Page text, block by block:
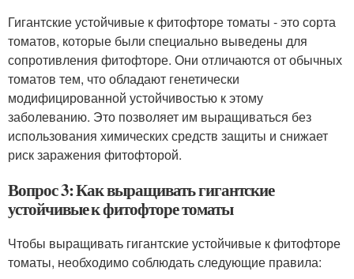
Гигантские устойчивые к фитофторе томаты - это сорта
томатов, которые были специально выведены для
сопротивления фитофторе. Они отличаются от обычных
томатов тем, что обладают генетически
модифицированной устойчивостью к этому
заболеванию. Это позволяет им выращиваться без
использования химических средств защиты и снижает
риск заражения фитофторой.
Вопрос 3: Как выращивать гигантские
устойчивые к фитофторе томаты
Чтобы выращивать гигантские устойчивые к фитофторе
томаты, необходимо соблюдать следующие правила: